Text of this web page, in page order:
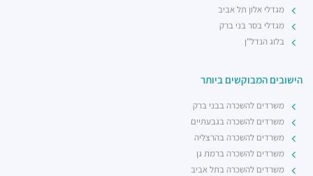
הישובים המבוקשים ביותר
משרדים להשכרה בבני ברק
משרדים להשכרה בגבעתיים
משרדים להשכרה בהרצליה
משרדים להשכרה ברמת גן
משרדים להשכרה בתל אביב
מגדלי אלון תל אביב
מגדלי בסר בני ברק
בלוג הנדל"ן